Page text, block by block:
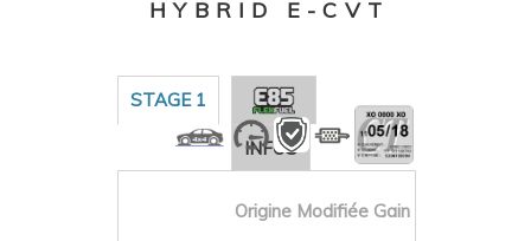
HYBRID E-CVT
STAGE 1
INFOS
Origine Modifiée Gain